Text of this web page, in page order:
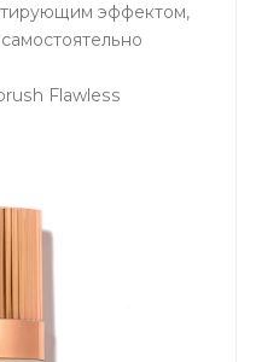
эффектом,
Flawless